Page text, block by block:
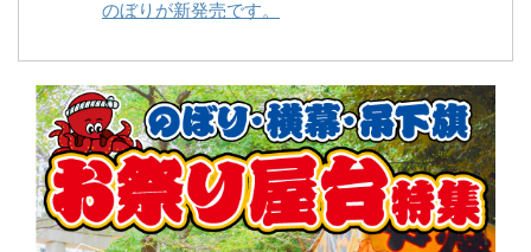
のぼりが新発売です。